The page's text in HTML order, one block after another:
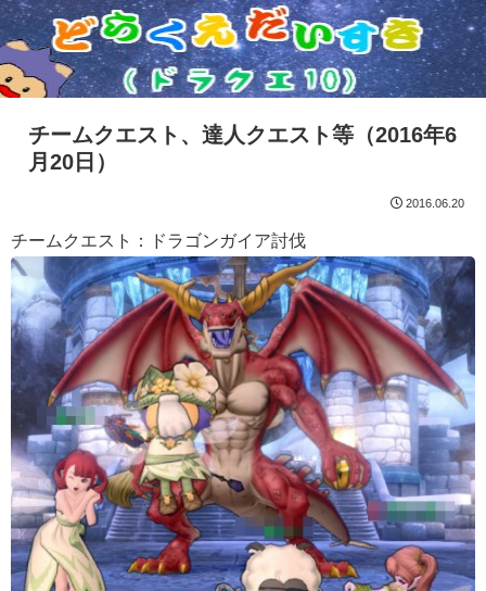
チームクエスト、達人クエスト等（2016年6
月20日）
2016.06.20
チームクエスト：ドラゴンガイア討伐